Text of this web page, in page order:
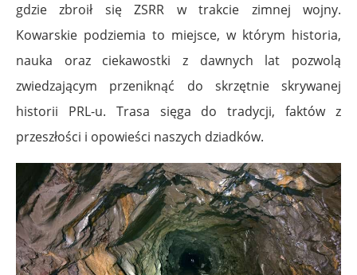
gdzie zbroił się ZSRR w trakcie zimnej wojny.
Kowarskie podziemia to miejsce, w którym historia,
nauka oraz ciekawostki z dawnych lat pozwolą
zwiedzającym przeniknąć do skrzętnie skrywanej
historii PRL-u. Trasa sięga do tradycji, faktów z
przeszłości i opowieści naszych dziadków.